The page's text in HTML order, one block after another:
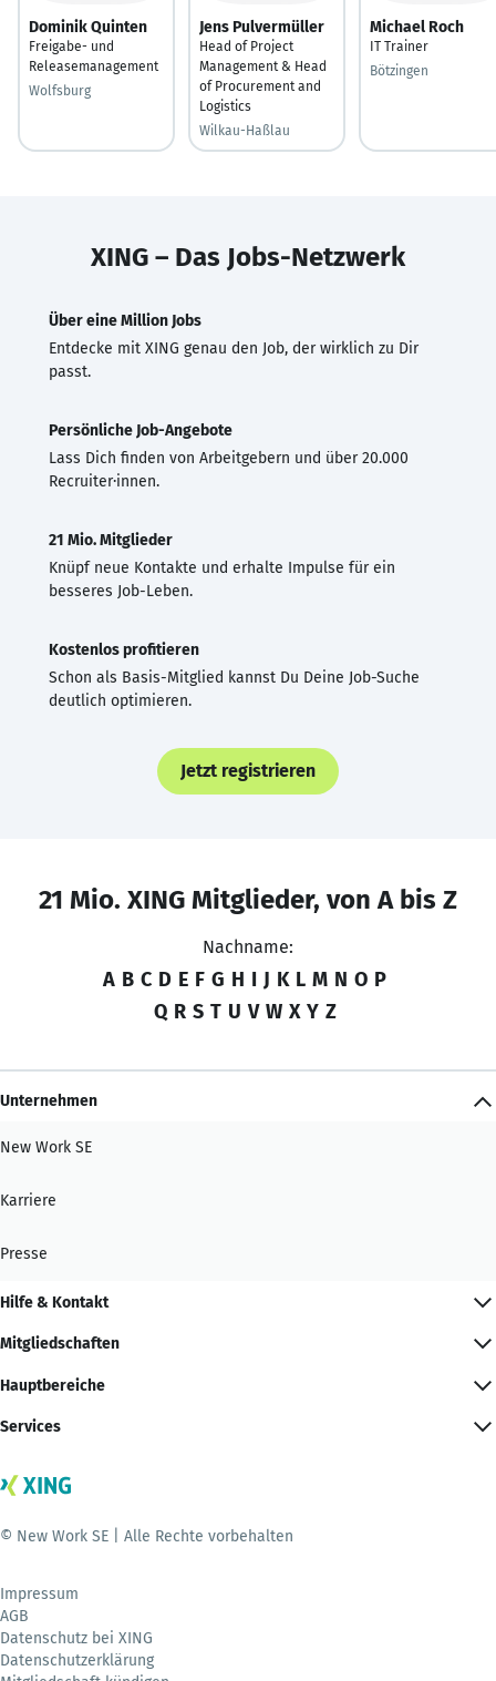
Dominik Quinten
Freigabe- und
Releasemanagement
Wolfsburg
Jens Pulvermüller
Head of Project
Management & Head
of Procurement and
Logistics
Wilkau-Haßlau
Michael Roch
IT Trainer
Bötzingen
XING – Das Jobs-Netzwerk
Über eine Million Jobs
Entdecke mit XING genau den Job, der wirklich zu Dir
passt.
Persönliche Job-Angebote
Lass Dich finden von Arbeitgebern und über 20.000
Recruiter·innen.
21 Mio. Mitglieder
Knüpf neue Kontakte und erhalte Impulse für ein
besseres Job-Leben.
Kostenlos profitieren
Schon als Basis-Mitglied kannst Du Deine Job-Suche
deutlich optimieren.
Jetzt registrieren
21 Mio. XING Mitglieder, von A bis Z
Nachname:
A B C D E F G H I J K L M N O P
Q R S T U V W X Y Z
Unternehmen
New Work SE
Karriere
Presse
Hilfe & Kontakt
Mitgliedschaften
Hauptbereiche
Services
© New Work SE | Alle Rechte vorbehalten
Impressum
AGB
Datenschutz bei XING
Datenschutzerklärung